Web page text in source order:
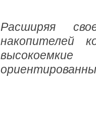
Расширяя
накопителей